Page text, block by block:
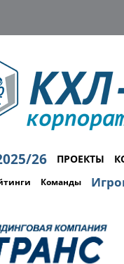
26 ПРОЕКТЫ
Команды